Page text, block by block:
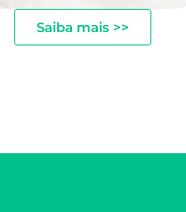
Saiba mais >>